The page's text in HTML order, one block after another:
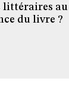
au
du livre ?